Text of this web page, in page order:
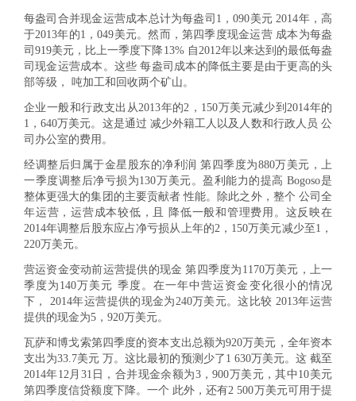
每盎司合并现金运营成本总计为每盎司1，090美元 2014年，高
于2013年的1，049美元。然而，第四季度现金运营 成本为每盎
司919美元，比上一季度下降13% 自2012年以来达到的最低每盎
司现金运营成本。这些 每盎司成本的降低主要是由于更高的头
部等级， 吨加工和回收两个矿山。
企业一般和行政支出从2013年的2，150万美元减少到2014年的
1，640万美元。这是通过 减少外籍工人以及人数和行政人员 公
司办公室的费用。
经调整后归属于金星股东的净利润 第四季度为880万美元，上
一季度调整后净亏损为130万美元。盈利能力的提高 Bogoso是
整体更强大的集团的主要贡献者 性能。除此之外，整个 公司全
年运营，运营成本较低，且 降低一般和管理费用。这反映在
2014年调整后股东应占净亏损从上年的2，150万美元减少至1，
220万美元。
营运资金变动前运营提供的现金 第四季度为1170万美元，上一
季度为140万美元 季度。在一年中营运资金变化很小的情况
下， 2014年运营提供的现金为240万美元。这比较 2013年运营
提供的现金为5，920万美元。
瓦萨和博戈索第四季度的资本支出总额为920万美元，全年资本
支出为33.7美元 万。这比最初的预测少了1 630万美元。这 截至
2014年12月31日，合并现金余额为3，900万美元，其中10美元
第四季度信贷额度下降。一个 此外，还有2 500万美元可用于提